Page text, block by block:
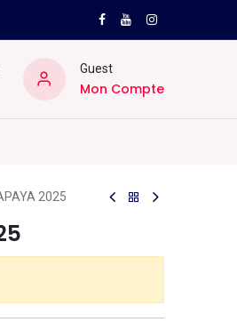
Guest
Mon Compte
2025